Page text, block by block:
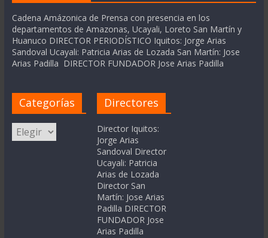
Cadena Amázonica de Prensa con presencia en los
departamentos de Amazonas, Ucayali, Loreto San Martín y
Huanuco DIRECTOR PERIODÍSTICO Iquitos: Jorge Arias
Sandoval Ucayali: Patricia Arias de Lozada San Martín: Jose
Arias Padilla DIRECTOR FUNDADOR Jose Arias Padilla
Categorías
Categorías
Directores
Director Iquitos:
Jorge Arias
Sandoval Director
Ucayali: Patricia
Arias de Lozada
Director San
Martín: Jose Arias
Padilla DIRECTOR
FUNDADOR Jose
Arias Padilla